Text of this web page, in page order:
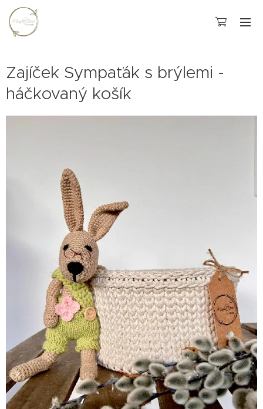
Zajíček Sympaťák s brýlemi -
háčkovaný košík